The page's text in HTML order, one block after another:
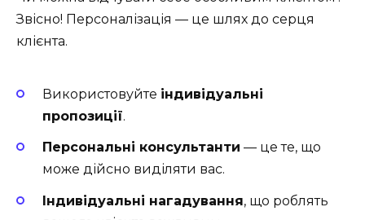
Звісно! Персоналізація — це шлях до серця
клієнта.
Використовуйте індивідуальні
пропозиції.
Персональні консультанти — це те, що
може дійсно виділяти вас.
Індивідуальні нагадування, що роблять